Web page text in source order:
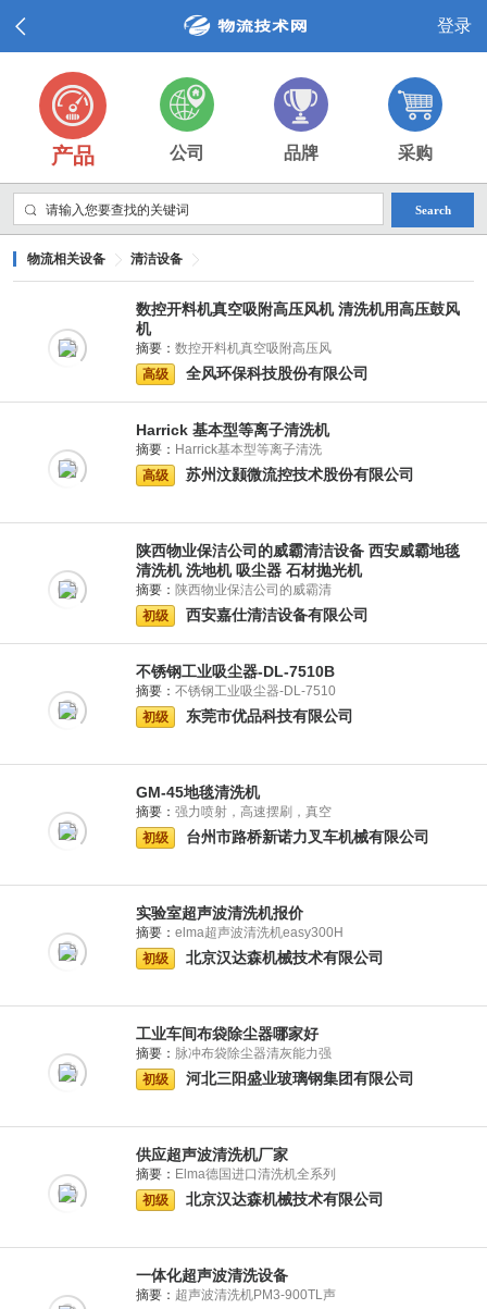
登录
产品 公司 品牌 采购
Search
物流相关设备 清洁设备
数控开料机真空吸附高压风机 清洗机用高压鼓风
机
摘要： 数控开料机真空吸附高压风
高级
全风环保科技股份有限公司
Harrick 基本型等离子清洗机
摘要： Harrick基本型等离子清洗
高级
苏州汶颢微流控技术股份有限公司
陕西物业保洁公司的威霸清洁设备 西安威霸地毯
清洗机 洗地机 吸尘器 石材抛光机
摘要： 陕西物业保洁公司的威霸清
初级
西安嘉仕清洁设备有限公司
不锈钢工业吸尘器-DL-7510B
摘要： 不锈钢工业吸尘器-DL-7510
初级
东莞市优品科技有限公司
GM-45地毯清洗机
摘要： 强力喷射，高速摆刷，真空
初级
台州市路桥新诺力叉车机械有限公司
实验室超声波清洗机报价
摘要： elma超声波清洗机easy300H
初级
北京汉达森机械技术有限公司
工业车间布袋除尘器哪家好
摘要： 脉冲布袋除尘器清灰能力强
初级
河北三阳盛业玻璃钢集团有限公司
供应超声波清洗机厂家
摘要： Elma德国进口清洗机全系列
初级
北京汉达森机械技术有限公司
一体化超声波清洗设备
摘要： 超声波清洗机PM3-900TL声